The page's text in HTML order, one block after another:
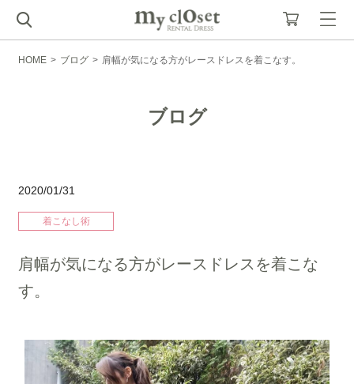
HOME > ブログ > 肩幅が気になる方がレースドレスを着こなす。
ブログ
2020/01/31
着こなし術
肩幅が気になる方がレースドレスを着こな
す。